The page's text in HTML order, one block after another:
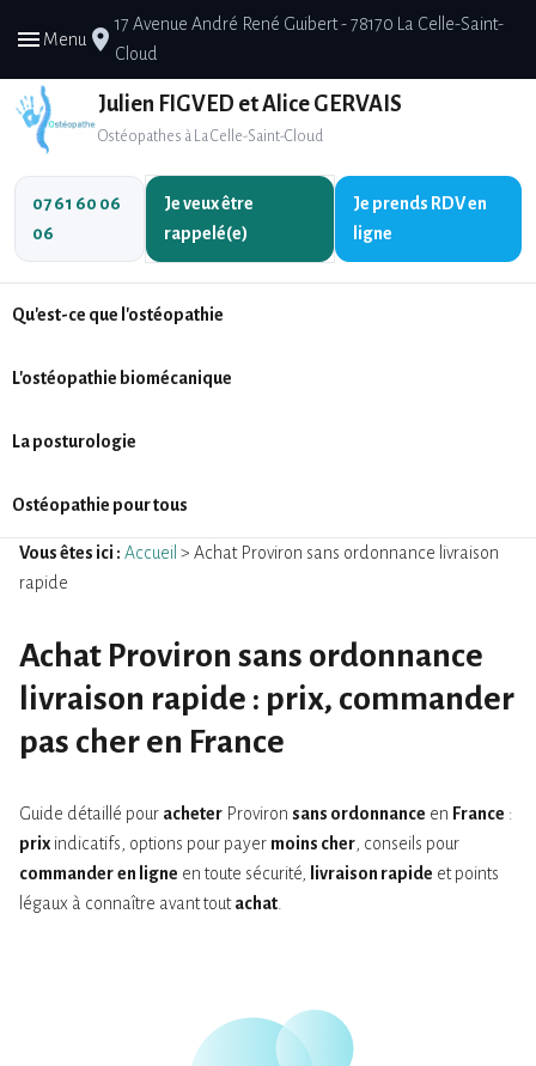
menu Menu place
17 Avenue André René Guibert - 78170 La Celle-Saint-
Cloud
Julien FIGVED et Alice GERVAIS
Ostéopathes à La Celle-Saint-Cloud
07 61 60 06
06
Je veux être
rappelé(e)
Je prends RDV en
ligne
Qu'est-ce que l'ostéopathie
L'ostéopathie biomécanique
La posturologie
Ostéopathie pour tous
Vous êtes ici : Accueil > Achat Proviron sans ordonnance livraison
rapide
Achat Proviron sans ordonnance
livraison rapide : prix, commander
pas cher en France
Guide détaillé pour acheter Proviron sans ordonnance en France :
prix indicatifs, options pour payer moins cher , conseils pour
commanderen ligne en toute sécurité, livraison rapide et points
légaux à connaître avant toutachat